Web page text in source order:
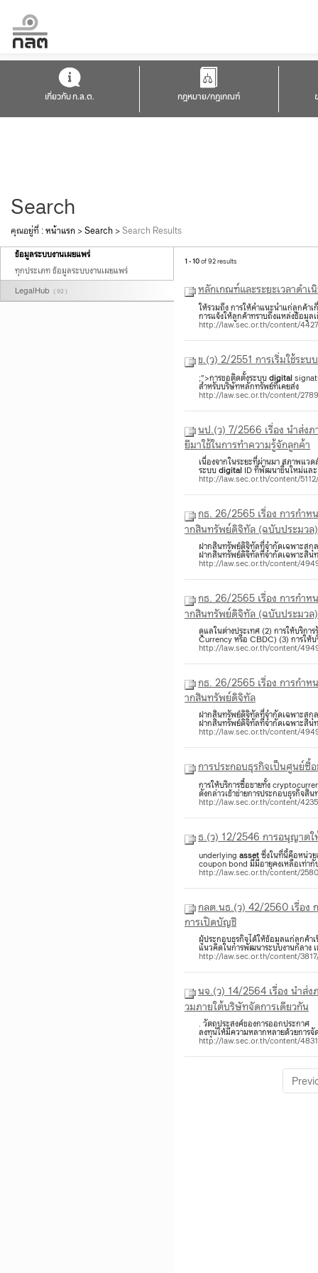
เกี่ยวกับ ก.ล.ต. กฎหมาย/กฎเกณฑ์
Search
คุณอยู่ที่ :หน้าแรก >Search >Search Results
ข้อมูลระบบงานเผยแพร่
ทุกประเภท ข้อมูลระบบงานเผยแพร่
LegalHub ( 92 )
1 - 10of 92 results
หลักเกณฑ์และระยะเวลาดำ
ให้รวมถึง การให้คำแนะนำแก่ลูกค้า
การแจ้งให้ลูกค้าทราบถึงแหล่งข้อมูล
http://law.sec.or.th/content/
ข.(ว) 2/2551 การเริ่มใช้ระ
;">การขอติดตั้งระบบdigital
สำหรับบริษัทหลักทรัพย์ที่เคยส่ง
http://law.sec.or.th/content/
นป.(ว) 7/2566 เรื่อง นําส่ง
ยีมาใช้ในการทําความรู้จักลูกค้า
เนื่องจากในระยะที่ผ่านมา สภาพแ
ระบบdigital ID ที่พัฒนาขึ้นใหม่และ
http://law.sec.or.th/content/
กธ. 26/2565 เรื่อง การกำ
ากสินทรัพย์ดิจิทัล (ฉบับประมวล)
ฝากสินทรัพย์ดิจิทัลที่จำกัดเฉพาะสกุ
ฝากสินทรัพย์ดิจิทัลที่จำกัดเฉพาะสิน
http://law.sec.or.th/content/
กธ. 26/2565 เรื่อง การกำ
ากสินทรัพย์ดิจิทัล (ฉบับประมวล)
ดูแลในต่างประเทศ (2) การให้บริก
Currency หรือ CBDC) (3) การให้บ
http://law.sec.or.th/content/
กธ. 26/2565 เรื่อง การกำ
ากสินทรัพย์ดิจิทัล
ฝากสินทรัพย์ดิจิทัลที่จำกัดเฉพาะสกุ
ฝากสินทรัพย์ดิจิทัลที่จำกัดเฉพาะสิน
http://law.sec.or.th/content/
การประกอบธุรกิจเป็นศูนย์ซื้
การให้บริการซื้อขายทั้ง
ดังกล่าวเข้าข่ายการประกอบธุรกิจสิ
http://law.sec.or.th/content/
ธ.(ว) 12/2546 การอนุญาต
underlying assetซึ่งในที่นี้คือหน่ว
coupon bond มี่มีอายุคงเหลือเท่า
http://law.sec.or.th/content/
กลต.นธ.(ว) 42/2560 เรื่อง
การเปิดบัญชี
ผู้ประกอบธุรกิจได้ให้ข้อมูลแก่ลูกค้า
แนวคิดในการพัฒนาระบบงานกลาง
http://law.sec.or.th/content/
นจ.(ว) 14/2564 เรื่อง นำส่งภาพถ่ายประกาศและซักซ้อมความเข้าใจเกี่ยวกับการปรับปรุงหลักเกณฑ์การลงทุนในกองทุนร
วมภายใต้บริษัทจัดการเดียวกัน
. วัตถุประสงค์ของการออกประกาศ
ลงทุนให้มีความหลากหลายด้วยการจั
http://law.sec.or.th/content/